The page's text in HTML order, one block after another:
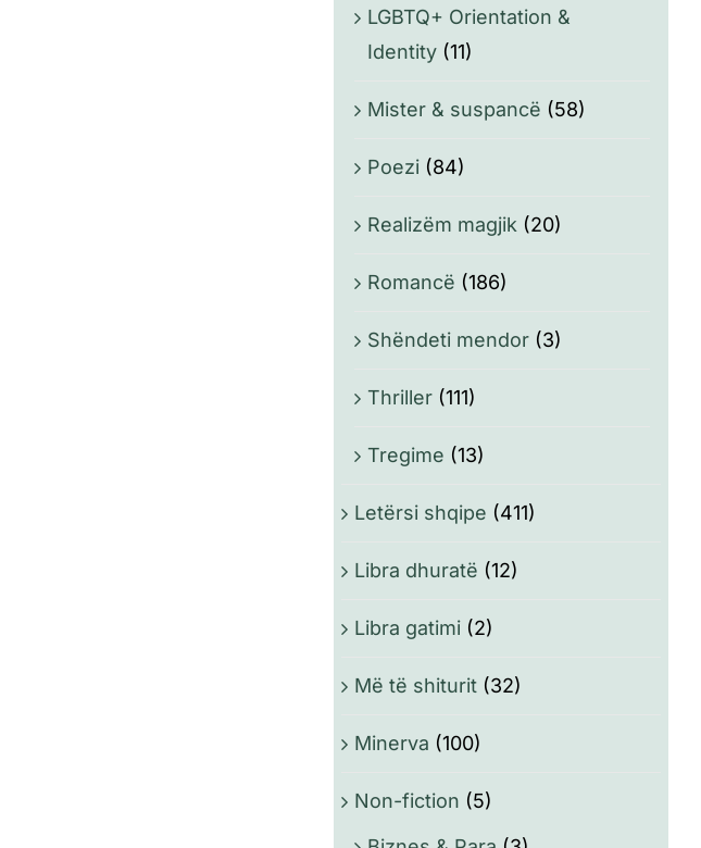
LGBTQ+ Orientation &
Identity (11)
Mister & suspancë (58)
Poezi (84)
Realizëm magjik (20)
Romancë (186)
Shëndeti mendor (3)
Thriller (111)
Tregime (13)
Letërsi shqipe (411)
Libra dhuratë (12)
Libra gatimi (2)
Më të shiturit (32)
Minerva (100)
Non-fiction (5)